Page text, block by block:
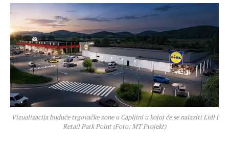
Vizualizacija buduće trgovačke zone u Čapljini u kojoj će se nalaziti Lidl i
Retail Park Point (Foto: MT Projekt)